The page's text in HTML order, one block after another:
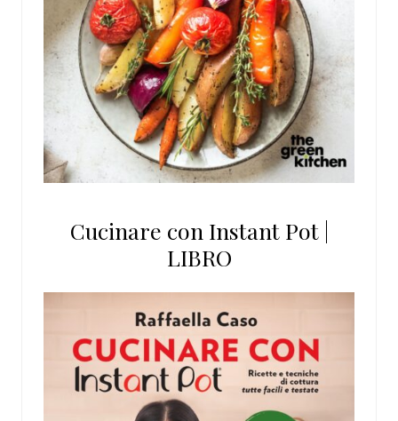
Cucinare con Instant Pot |
LIBRO